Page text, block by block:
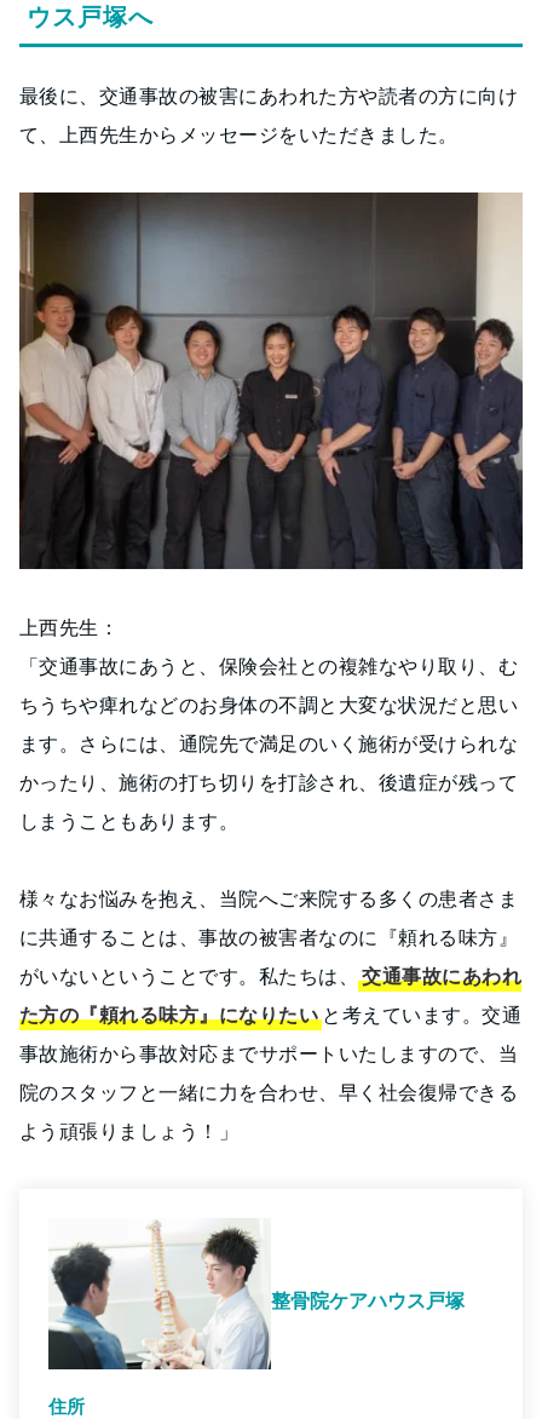
ウス戸塚へ
最後に、交通事故の被害にあわれた方や読者の方に向け
て、上西先生からメッセージをいただきました。
上西先生：
「交通事故にあうと、保険会社との複雑なやり取り、む
ちうちや痺れなどのお身体の不調と大変な状況だと思い
ます。さらには、通院先で満足のいく施術が受けられな
かったり、施術の打ち切りを打診され、後遺症が残って
しまうこともあります。
様々なお悩みを抱え、当院へご来院する多くの患者さま
に共通することは、事故の被害者なのに『頼れる味方』
がいないということです。私たちは、交通事故にあわれ
た方の『頼れる味方』になりたい と考えています。交通
事故施術から事故対応までサポートいたしますので、当
院のスタッフと一緒に力を合わせ、早く社会復帰できる
よう頑張りましょう！」
整骨院ケアハウス戸塚
住所